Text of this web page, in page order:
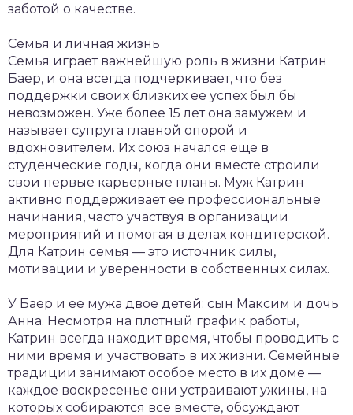
заботой о качестве.
Семья и личная жизнь
Семья играет важнейшую роль в жизни Катрин
Баер, и она всегда подчеркивает, что без
поддержки своих близких ее успех был бы
невозможен. Уже более 15 лет она замужем и
называет супруга главной опорой и
вдохновителем. Их союз начался еще в
студенческие годы, когда они вместе строили
свои первые карьерные планы. Муж Катрин
активно поддерживает ее профессиональные
начинания, часто участвуя в организации
мероприятий и помогая в делах кондитерской.
Для Катрин семья — это источник силы,
мотивации и уверенности в собственных силах.
У Баер и ее мужа двое детей: сын Максим и дочь
Анна. Несмотря на плотный график работы,
Катрин всегда находит время, чтобы проводить с
ними время и участвовать в их жизни. Семейные
традиции занимают особое место в их доме —
каждое воскресенье они устраивают ужины, на
которых собираются все вместе, обсуждают